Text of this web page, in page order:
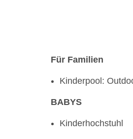
Für Familien
Kinderpool:
BABYS
Kinderhochstuhl